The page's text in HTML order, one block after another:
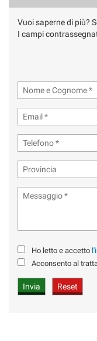
Vuoi saperne di più?
I campi
Ho letto e accetto
Acconsento al